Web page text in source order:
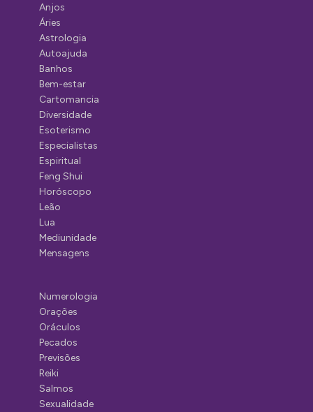
Anjos
Áries
Astrologia
Autoajuda
Banhos
Bem-estar
Cartomancia
Diversidade
Esoterismo
Especialistas
Espiritual
Feng Shui
Horóscopo
Leão
Lua
Mediunidade
Mensagens
Numerologia
Orações
Oráculos
Pecados
Previsões
Reiki
Salmos
Sexualidade